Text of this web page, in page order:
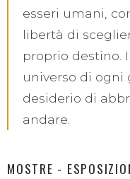
esseri umani,
libertà di
proprio destino.
universo di ogni
desiderio di
andare.
MOSTRE -